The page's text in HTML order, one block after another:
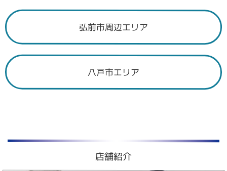
弘前市周辺エリア
八戸市エリア
店舗紹介